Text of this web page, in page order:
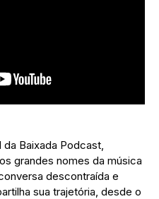
Baixada Podcast,
grandes nomes da música
descontraída e
sua trajetória, desde o